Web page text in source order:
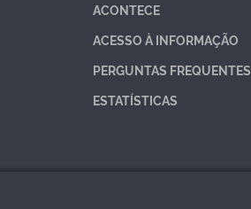
ACONTECE
ACESSO À INFORMAÇÃO
PERGUNTAS FREQUENTES
ESTATÍSTICAS